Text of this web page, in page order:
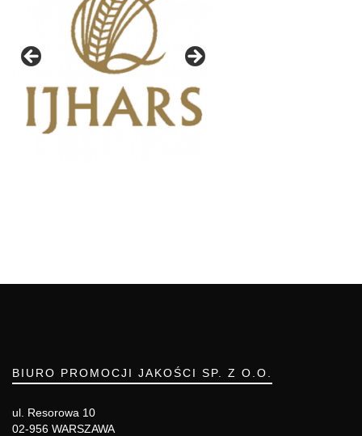
BIURO PROMOCJI JAKOŚCI SP. Z O.O.
ul. Resorowa 10
02-956 WARSZAWA